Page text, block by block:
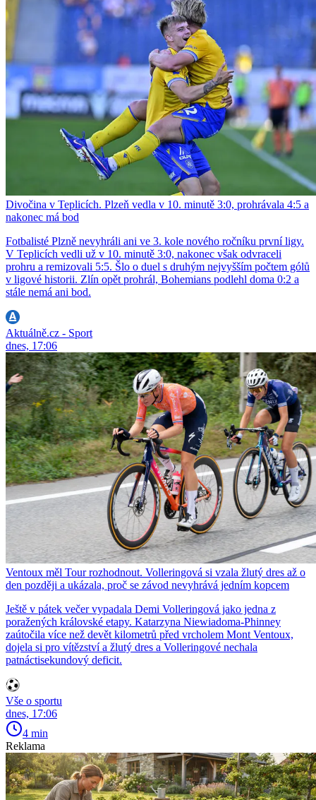
Divočina v Teplicích. Plzeň vedla v 10. minutě 3:0, prohrávala 4:5 a
nakonec má bod
Fotbalisté Plzně nevyhráli ani ve 3. kole nového ročníku první ligy.
V Teplicích vedli už v 10. minutě 3:0, nakonec však odvraceli
prohru a remizovali 5:5. Šlo o duel s druhým nejvyšším počtem gólů
v ligové historii. Zlín opět prohrál, Bohemians podlehl doma 0:2 a
stále nemá ani bod.
Aktuálně.cz - Sport
dnes, 17:06
Ventoux měl Tour rozhodnout. Volleringová si vzala žlutý dres až o
den později a ukázala, proč se závod nevyhrává jedním kopcem
Ještě v pátek večer vypadala Demi Volleringová jako jedna z
poražených královské etapy. Katarzyna Niewiadoma-Phinney
zaútočila více než devět kilometrů před vrcholem Mont Ventoux,
dojela si pro vítězství a žlutý dres a Volleringové nechala
patnáctisekundový deficit.
Vše o sportu
dnes, 17:06
4 min
Reklama